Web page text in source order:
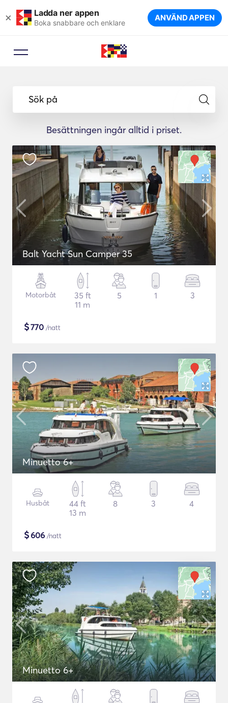
× Ladda ner appen
Boka snabbare och enklare ANVÄND APPEN
Sök på
Besättningen ingår alltid i priset.
Balt Yacht Sun Camper 35
Motorbåt
35 ft
11 m
5 1 3
$770 /natt
Minuetto 6+
Husbåt
44 ft
13 m
8 3 4
$606 /natt
Minuetto 6+